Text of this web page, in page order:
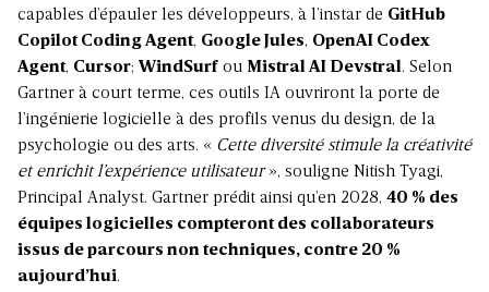
capables d’épauler les développeurs, à l’instar de GitHub
Copilot Coding Agent, Google Jules, OpenAI Codex
Agent, Cursor; WindSurf ou Mistral AI Devstral. Selon
Gartner à court terme, ces outils IA ouvriront la porte de
l’ingénierie logicielle à des profils venus du design, de la
psychologie ou des arts. « Cette diversité stimule la créativité
et enrichit l’expérience utilisateur», souligne Nitish Tyagi,
Principal Analyst. Gartner prédit ainsi qu’en 2028, 40 % des
équipes logicielles compteront des collaborateurs
issus de parcours non techniques, contre 20 %
aujourd’hui.